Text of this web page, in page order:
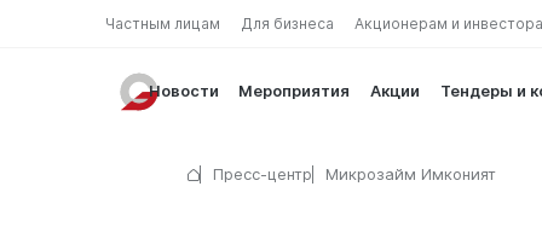
Частным лицам Для бизнеса Акционерам и
Новости Мероприятия Акции Тендеры и
Пресс-центр Микрозайм Имконият